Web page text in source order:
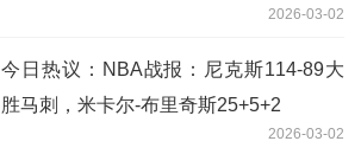
2026-03-02
今日热议：NBA战报：尼克斯114-89大
胜马刺，米卡尔-布里奇斯25+5+2
2026-03-02